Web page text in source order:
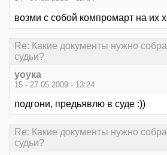
возми с собой компромарт на их
Re: Какие документы нужно
судьи?
уоука
15 - 27.05.2009 - 13:24
подгони, предьявлю в суде :))
Re: Какие документы нужно
судьи?